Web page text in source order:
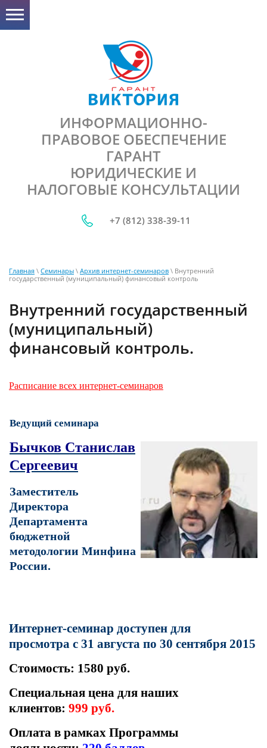
ИНФОРМАЦИОННО-
ПРАВОВОЕ ОБЕСПЕЧЕНИЕ
ГАРАНТ
ЮРИДИЧЕСКИЕ И
НАЛОГОВЫЕ КОНСУЛЬТАЦИИ
+7 (812) 338-39-11
Главная \ Семинары \ Архив интернет-семинаров \ Внутренний
государственный (муниципальный) финансовый контроль
Внутренний государственный
(муниципальный)
финансовый контроль.
Расписание всех интернет-семинаров
Ведущий семинара
Бычков Станислав
Сергеевич
Заместитель
Директора
Департамента
бюджетной
методологии Минфина
России.
Интернет-семинар доступен для
просмотра с 31 августа по 30 сентября 2015
Стоимость: 1580 руб.
Специальная цена для наших
клиентов: 999 руб.
Оплата в рамках Программы